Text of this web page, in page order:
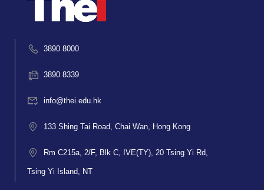
3890 8000
3890 8339
info@thei.edu.hk
133 Shing Tai Road, Chai Wan, Hong Kong
Rm C215a, 2/F, Blk C, IVE(TY), 20 Tsing Yi Rd,
Tsing Yi Island, NT